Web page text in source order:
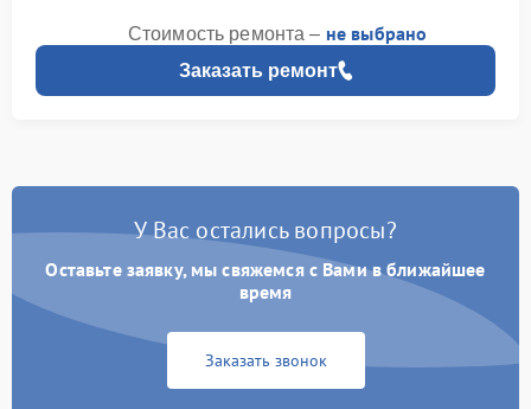
Заказать ремонт
Стоимость ремонта – не выбрано
У Вас остались вопросы?
Оставьте заявку, мы свяжемся с Вами в ближайшее
время
Заказать звонок